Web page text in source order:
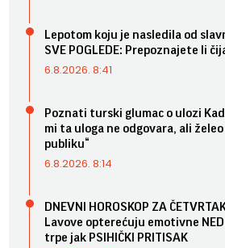
Lepotom koju je nasledila od
SVE POGLEDE: Prepoznajete li
6.8.2026. 8:41
Poznati turski glumac o ulozi
mi ta uloga ne odgovara, ali
publiku“
6.8.2026. 8:14
DNEVNI HOROSKOP ZA
Lavove opterećuju emotivne
trpe jak PSIHIČKI PRITISAK